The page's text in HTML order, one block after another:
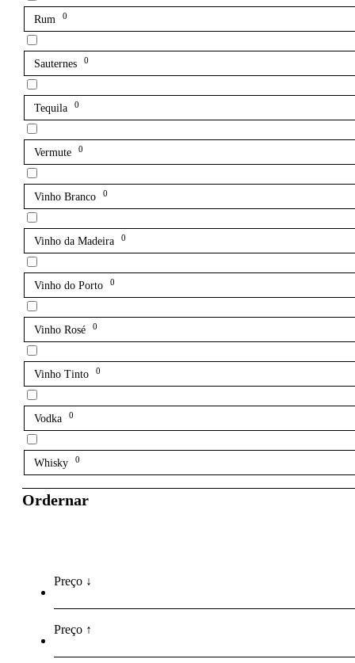
Rum 0
Sauternes 0
Tequila 0
Vermute 0
Vinho Branco 0
Vinho da Madeira 0
Vinho do Porto 0
Vinho Rosé 0
Vinho Tinto 0
Vodka 0
Whisky 0
Ordernar
Preço ↓
Preço ↑